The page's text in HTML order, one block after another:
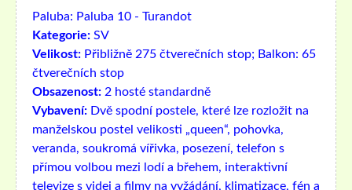
Paluba: Paluba 10 - Turandot
Kategorie: SV
Velikost: Přibližně 275 čtverečních stop; Balkon: 65
čtverečních stop
Obsazenost: 2 hosté standardně
Vybavení: Dvě spodní postele, které lze rozložit na
manželskou postel velikosti „queen“, pohovka,
veranda, soukromá vířivka, posezení, telefon s
přímou volbou mezi lodí a břehem, interaktivní
televize s videi a filmy na vyžádání, klimatizace, fén a